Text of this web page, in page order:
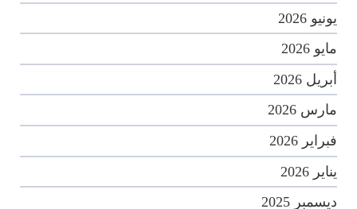
يونيو 2026
مايو 2026
أبريل 2026
مارس 2026
فبراير 2026
يناير 2026
ديسمبر 2025